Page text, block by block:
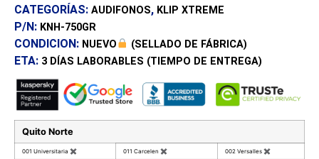
CATEGORÍAS: AUDIFONOS, KLIP XTREME
P/N: KNH-750GR
CONDICION: NUEVO (SELLADO DE FÁBRICA)
ETA: 3 DÍAS LABORABLES (TIEMPO DE ENTREGA)
Quito Norte
001 Universitaria ✖ 011 Carcelen ✖ 002 Versalles ✖